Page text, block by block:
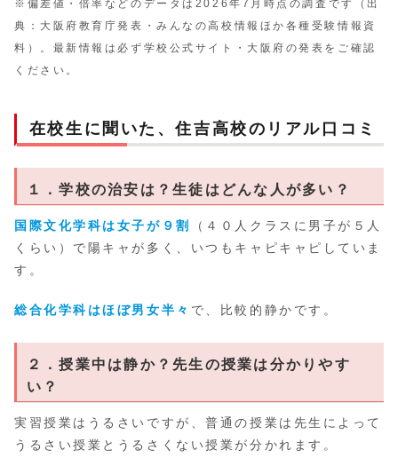
※偏差値・倍率などのデータは2026年7月時点の調査です（出
典：大阪府教育庁発表・みんなの高校情報ほか各種受験情報資
料）。最新情報は必ず学校公式サイト・大阪府の発表をご確認
ください。
在校生に聞いた、住吉高校のリアル口コミ
１．学校の治安は？生徒はどんな人が多い？
国際文化学科は女子が９割
（４０人クラスに男子が５人
くらい）で陽キャが多く、いつもキャピキャピしていま
す。
総合化学科はほぼ男女半々 で、比較的静かです。
２．授業中は静か？先生の授業は分かりやす
い？
実習授業はうるさいですが、普通の授業は先生によって
うるさい授業とうるさくない授業が分かれます。